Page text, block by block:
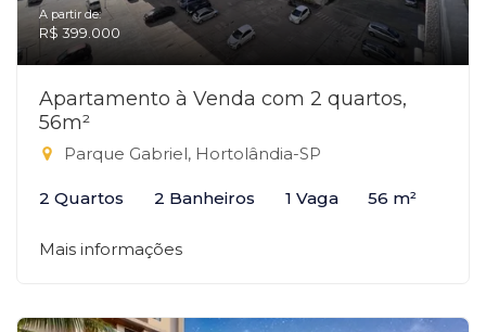
A partir de:
R$ 399.000
Apartamento à Venda com 2 quartos,
56m²
Parque Gabriel, Hortolândia-SP
2 Quartos 2 Banheiros 1 Vaga 56 m²
Mais informações